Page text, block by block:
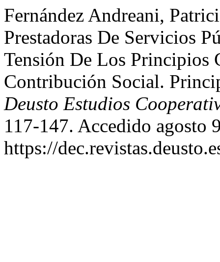
Fernández Andreani,
Prestadoras De Servicios
Tensión De Los Principios
Contribución Social.
Deusto Estudios
117-147. Accedido agosto
https://